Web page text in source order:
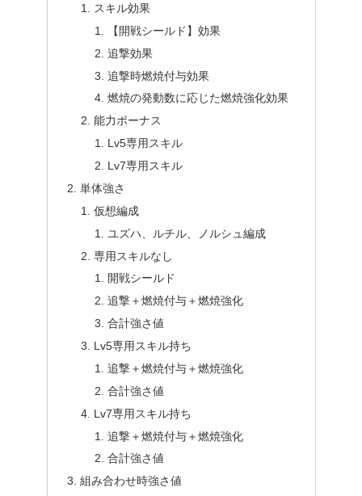
スキル効果
【開戦シールド】効果
追撃効果
追撃時燃焼付与効果
燃焼の発動数に応じた燃焼強化効果
能力ボーナス
Lv5専用スキル
Lv7専用スキル
単体強さ
仮想編成
ユズハ、ルチル、ノルシュ編成
専用スキルなし
開戦シールド
追撃＋燃焼付与＋燃焼強化
合計強さ値
Lv5専用スキル持ち
追撃＋燃焼付与＋燃焼強化
合計強さ値
Lv7専用スキル持ち
追撃＋燃焼付与＋燃焼強化
合計強さ値
組み合わせ時強さ値